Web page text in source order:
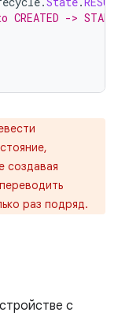
->
создавая
раз подряд.
с